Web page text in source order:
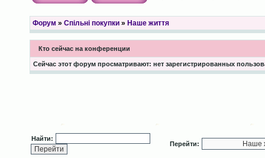
Форум » Спільні покупки» Наше життя
Кто сейчас на конференции
Сейчас этот форум просматривают: нет зарегистрированных
Найти:
Перейти: